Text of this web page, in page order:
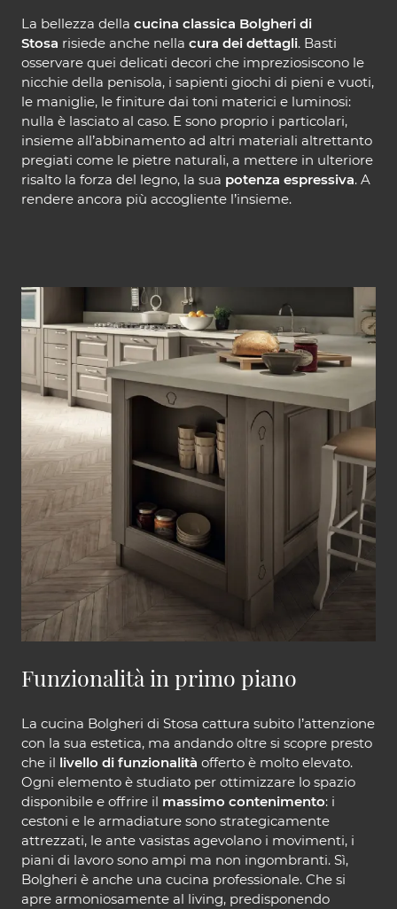
La bellezza della cucina classica Bolgheri di
Stosa risiede anche nella cura dei dettagli. Basti
osservare quei delicati decori che impreziosiscono le
nicchie della penisola, i sapienti giochi di pieni e vuoti,
le maniglie, le finiture dai toni materici e luminosi:
nulla è lasciato al caso. E sono proprio i particolari,
insieme all’abbinamento ad altri materiali altrettanto
pregiati come le pietre naturali, a mettere in ulteriore
risalto la forza del legno, la sua potenza espressiva. A
rendere ancora più accogliente l’insieme.
Funzionalità in primo piano
La cucina Bolgheri di Stosa cattura subito l’attenzione
con la sua estetica, ma andando oltre si scopre presto
che il livello di funzionalità offerto è molto elevato.
Ogni elemento è studiato per ottimizzare lo spazio
disponibile e offrire il massimo contenimento: i
cestoni e le armadiature sono strategicamente
attrezzati, le ante vasistas agevolano i movimenti, i
piani di lavoro sono ampi ma non ingombranti. Sì,
Bolgheri è anche una cucina professionale. Che si
apre armoniosamente al living, predisponendo